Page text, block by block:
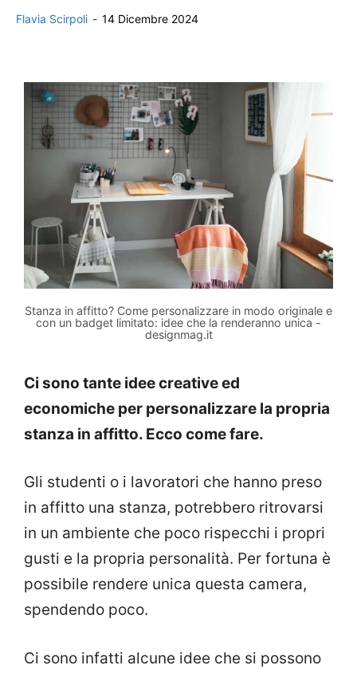
Flavia Scirpoli - 14 Dicembre 2024
Stanza in affitto? Come personalizzare in modo originale e
con un badget limitato: idee che la renderanno unica -
designmag.it
Ci sono tante idee creative ed
economiche per personalizzare la propria
stanza in affitto. Ecco come fare.
Gli studenti o i lavoratori che hanno preso
in affitto una stanza, potrebbero ritrovarsi
in un ambiente che poco rispecchi i propri
gusti e la propria personalità. Per fortuna è
possibile rendere unica questa camera,
spendendo poco.
Ci sono infatti alcune idee che si possono